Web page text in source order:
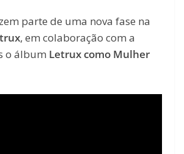
parte de uma nova fase na
, em colaboração com a
o álbum Letrux como Mulher